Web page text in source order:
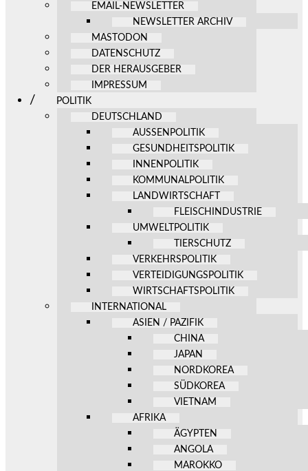
EMAIL-NEWSLETTER
NEWSLETTER ARCHIV
MASTODON
DATENSCHUTZ
DER HERAUSGEBER
IMPRESSUM
POLITIK
DEUTSCHLAND
AUSSENPOLITIK
GESUNDHEITSPOLITIK
INNENPOLITIK
KOMMUNALPOLITIK
LANDWIRTSCHAFT
FLEISCHINDUSTRIE
UMWELTPOLITIK
TIERSCHUTZ
VERKEHRSPOLITIK
VERTEIDIGUNGSPOLITIK
WIRTSCHAFTSPOLITIK
INTERNATIONAL
ASIEN / PAZIFIK
CHINA
JAPAN
NORDKOREA
SÜDKOREA
VIETNAM
AFRIKA
ÄGYPTEN
ANGOLA
MAROKKO